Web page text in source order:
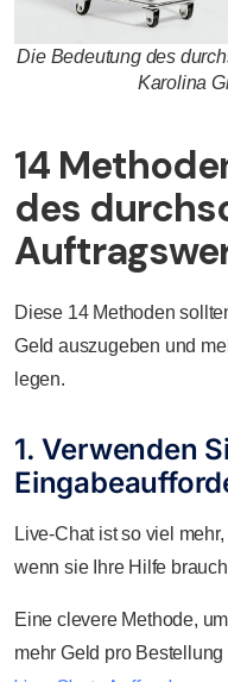
Die Bedeutung des
Karolina
14
des
Diese 14 Methoden
Geld auszugeben und
legen.
1. Verwenden
Live-Chat ist so viel
wenn sie Ihre Hilfe
Eine clevere Methode,
mehr Geld pro